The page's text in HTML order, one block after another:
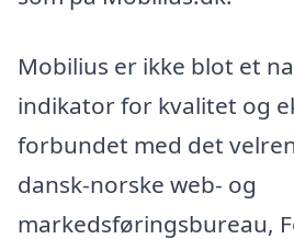
Mobilius er ikke blot et
indikator for kvalitet og
forbundet med det
dansk-norske web- og
markedsføringsbureau,